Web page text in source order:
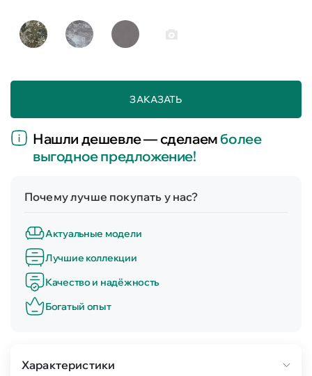
ЗАКАЗАТЬ
Нашли дешевле — сделаемболее
выгодное предложение!
Почему лучше покупать у нас?
Актуальные модели
Лучшие коллекции
Качество и надёжность
Богатый опыт
Характеристики